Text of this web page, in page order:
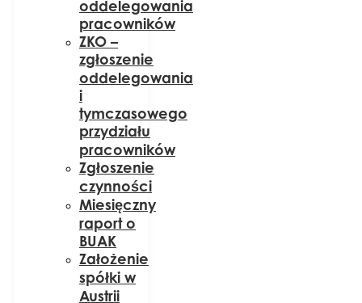
oddelegowania
pracowników
ZKO –
zgłoszenie
oddelegowania
i
tymczasowego
przydziału
pracowników
Zgłoszenie
czynności
Miesięczny
raport o
BUAK
Założenie
spółki w
Austrii